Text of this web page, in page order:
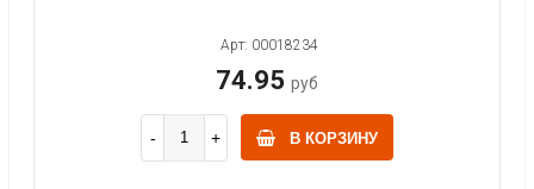
Арт: 00018234
74.95 руб
В КОРЗИНУ